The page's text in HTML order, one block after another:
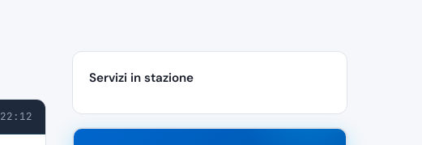
22:12
Servizi in stazione